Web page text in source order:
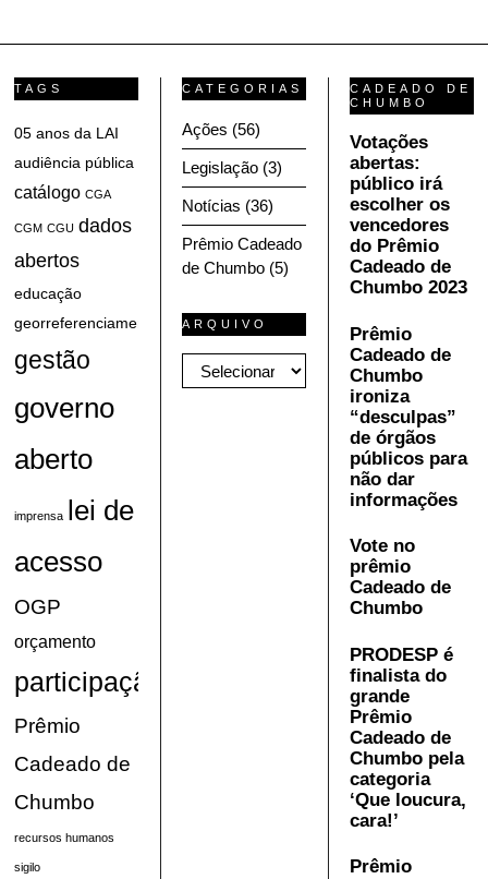
TAGS
05 anos da LAI
audiência pública
catálogo CGA
CGM CGU dados
abertos
educação
georreferenciamento
gestão
governo
aberto
imprensa lei de
acesso
OGP
orçamento
participação
Prêmio
Cadeado de
Chumbo
recursos humanos
sigilo
CATEGORIAS
Ações (56)
Legislação (3)
Notícias (36)
Prêmio Cadeado
de Chumbo (5)
ARQUIVO
Arquivo
CADEADO DE
CHUMBO
Votações
abertas:
público irá
escolher os
vencedores
do Prêmio
Cadeado de
Chumbo 2023
Prêmio
Cadeado de
Chumbo
ironiza
“desculpas”
de órgãos
públicos para
não dar
informações
Vote no
prêmio
Cadeado de
Chumbo
PRODESP é
finalista do
grande
Prêmio
Cadeado de
Chumbo pela
categoria
‘Que loucura,
cara!’
Prêmio